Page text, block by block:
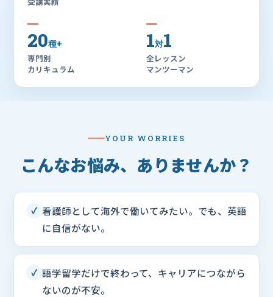
20種+
専門別
カリキュラム
1対1
全レッスン
マンツーマン
YOUR WORRIES
こんなお悩み、ありませんか？
✓ 看護師として海外で働いてみたい。でも、英語
に自信がない。
✓ 語学留学だけで終わって、キャリアにつながら
ないのが不安。